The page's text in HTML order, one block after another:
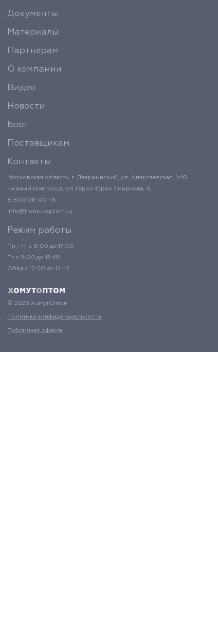
Документы
Материалы
Партнерам
О компании
Видео
Новости
Блог
Поставщикам
Контакты
Московская область, г. Дзержинский, ул. Алексеевская, 1с10
Нижний Новгород, ул. Героя Юрия Смирнова, 1а
8 800 511-00-18
info@homutoptom.ru
Режим работы
Пн - Чт с 8:00 до 17:00
Пт с 8:00 до 15:45
Обед с 12:00 до 12:45
© 2026 ХомутОптом
Политика конфиденциальности
Публичная оферта